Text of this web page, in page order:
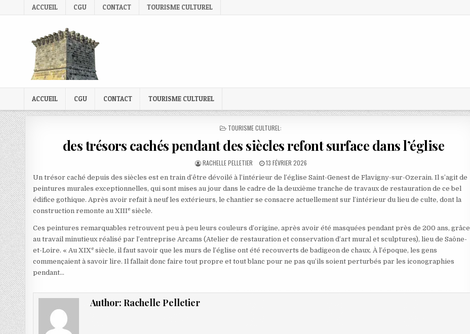
to
ACCUEIL CGU CONTACT TOURISME CULTUREL
ACCUEIL CGU CONTACT TOURISME CULTUREL
POSTED
TOURISME CULTUREL:
des trésors cachés pendant des siècles refont surface dans l’église
AUTHOR:
RACHELLE PELLETIER
PUBLISHED
13 FÉVRIER 2026
Un trésor caché depuis des siècles est en train d’être dévoilé à l’intérieur de l’église Saint-Genest de Flavigny-sur-Ozerain. Il s’agit de
peintures murales exceptionnelles, qui sont mises au jour dans le cadre de la deuxième tranche de travaux de restauration de ce bel
édifice gothique. Après avoir refait à neuf les extérieurs, le chantier se consacre actuellement sur l’intérieur du lieu de culte, dont la
construction remonte au XIIIe siècle.
Ces peintures remarquables retrouvent peu à peu leurs couleurs d’origine, après avoir été masquées pendant près de 200 ans, grâce
au travail minutieux réalisé par l’entreprise Arcams (Atelier de restauration et conservation d’art mural et sculptures), lieu de Saône-
et-Loire. « Au XIXe siècle, il faut savoir que les murs de l’église ont été recouverts de badigeon de chaux. À l’époque, les gens
commençaient à savoir lire. Il fallait donc faire tout propre et tout blanc pour ne pas qu’ils soient perturbés par les iconographies
pendant…
Author: Rachelle Pelletier